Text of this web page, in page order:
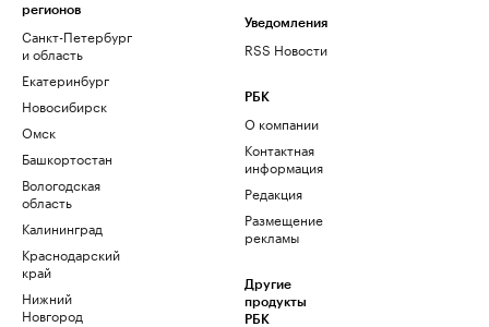
регионов
Санкт-Петербург
и область
Екатеринбург
Новосибирск
Омск
Башкортостан
Вологодская
область
Калининград
Краснодарский
край
Нижний
Новгород
Уведомления
RSS Новости
РБК
О компании
Контактная
информация
Редакция
Размещение
рекламы
Другие
продукты
РБК